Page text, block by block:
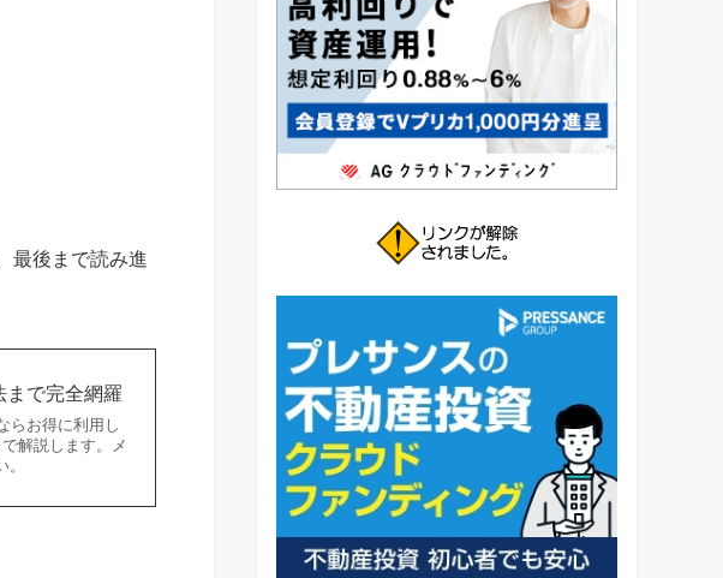
最後まで読み進
まで完全網羅
らお得に利用し
解説します。メ